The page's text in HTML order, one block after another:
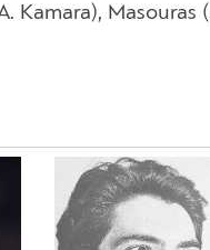
Kamara), Masouras